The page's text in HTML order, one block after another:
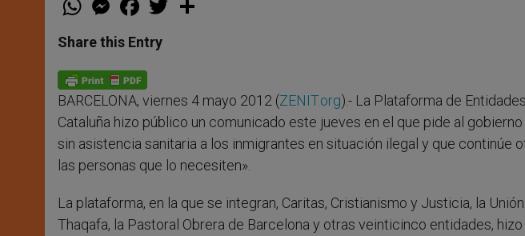
t
s
p
p
e
s
e
g
e
r
a
e
b
o
k
w
Share this Entry
BARCELONA, viernes 4 mayo 2012 (ZENIT.org).- La Plataforma de
Cataluña hizo público un comunicado este jueves en el que pide al
sin asistencia sanitaria a los inmigrantes en situación ilegal y que continúe
las personas que lo necesiten».
La plataforma, en la que se integran, Caritas, Cristianismo y Justicia, la
Thaqafa, la Pastoral Obrera de Barcelona y otras veinticinco entidades,